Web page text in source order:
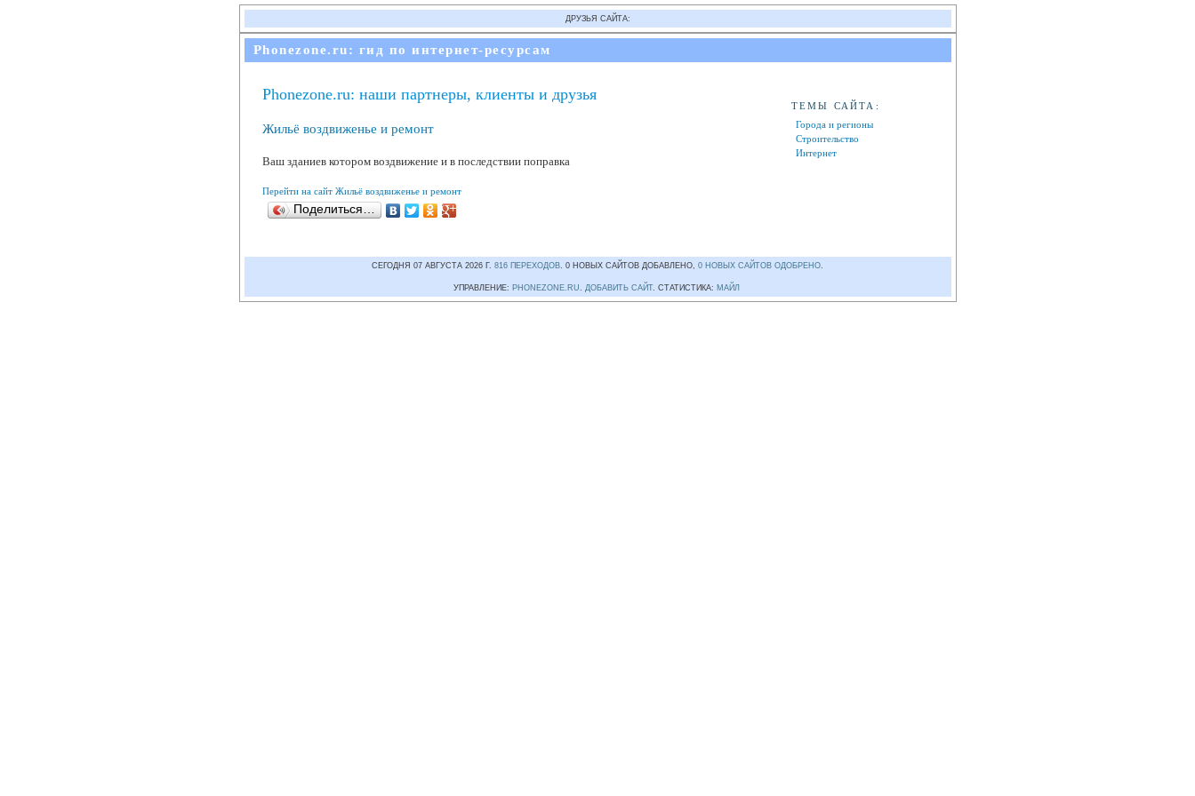
ДРУЗЬЯ САЙТА:
Phonezone.ru: гид по интернет-ресурсам
Phonezone.ru: наши партнеры, клиенты и друзья
Жильё воздвиженье и ремонт
Ваш зданиев котором воздвижение и в последствии поправка
Перейти на сайт Жильё воздвиженье и ремонт
Поделиться…
ТЕМЫ САЙТА:
Города и регионы
Строительство
Интернет
СЕГОДНЯ 07 АВГУСТА 2026 Г. 816 ПЕРЕХОДОВ. 0 НОВЫХ САЙТОВ ДОБАВЛЕНО, 0 НОВЫХ САЙТОВ ОДОБРЕНО.
УПРАВЛЕНИЕ: PHONEZONE.RU. ДОБАВИТЬ САЙТ. СТАТИСТИКА: МАЙЛ